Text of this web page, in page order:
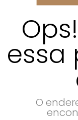
essa
O